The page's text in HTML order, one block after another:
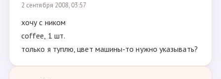
2 сентября 2008, 03:57
хочу с ником
coffee, 1 шт.
только я туплю, цвет машины-то нужно указывать?